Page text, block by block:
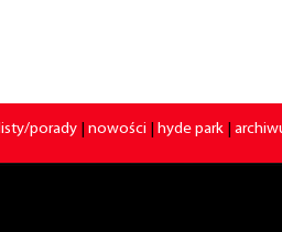
listy/porady nowości hyde park